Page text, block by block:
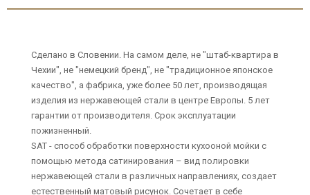
Сделано в Словении. На самом деле, не "штаб-квартира в
Чехии", не "немецкий бренд", не "традиционное японское
качество", а фабрика, уже более 50 лет, производящая
изделия из нержавеющей стали в центре Европы. 5 лет
гарантии от производителя. Срок эксплуатации
пожизненный.
SAT - способ обработки поверхности кухооной мойки с
помощью метода сатинирования – вид полировки
нержавеющей стали в различных направлениях, создает
естественный матовый рисунок. Сочетает в себе